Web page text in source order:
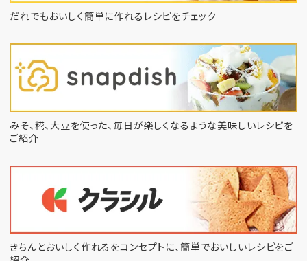
だれでもおいしく簡単に作れるレシピをチェック
みそ、糀、大豆を使った、毎日が楽しくなるような美味しいレシピを
ご紹介
きちんとおいしく作れるをコンセプトに、 簡単でおいしいレシピをご